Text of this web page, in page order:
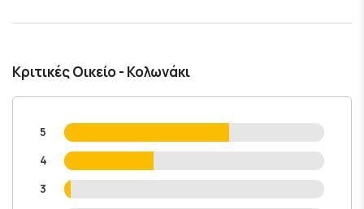
Κριτικές Οικείο - Κολωνάκι
5
4
3